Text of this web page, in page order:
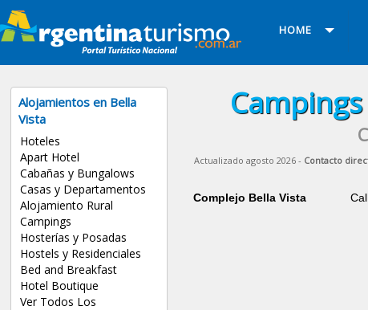
HOME
Alojamientos en Bella
Vista
Hoteles
Apart Hotel
Cabañas y Bungalows
Casas y Departamentos
Alojamiento Rural
Campings
Hosterías y Posadas
Hostels y Residenciales
Bed and Breakfast
Hotel Boutique
Ver Todos Los
Actualizado agosto 2026 - Contacto
Complejo Bella Vista